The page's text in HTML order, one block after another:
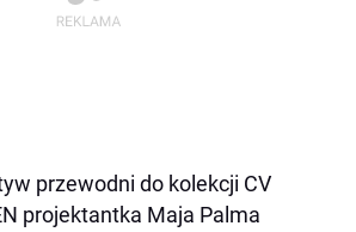
przewodni do kolekcji CV
projektantka Maja Palma